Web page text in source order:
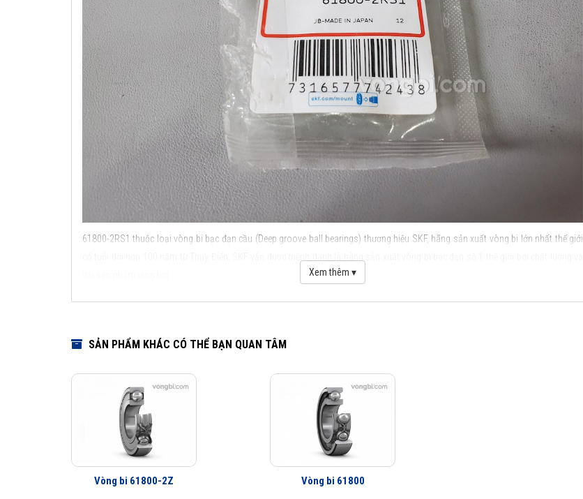
61800-2RS1 thuộc loại vòng bi bạc đạn cầu (Deep groove ball bearings) thương hiệu SKF, hãng sản xuất vòng bi lớn nhất thế giới
Xem thêm ▾
SẢN PHẨM KHÁC CÓ THỂ BẠN QUAN TÂM
Vòng bi 61800-2Z Vòng bi 61800